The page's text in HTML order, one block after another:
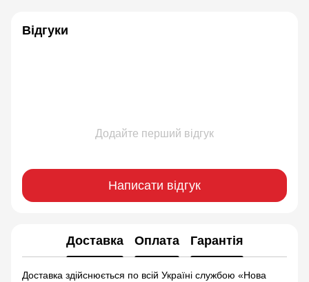
Відгуки
Додайте перший відгук
Написати відгук
Доставка Оплата Гарантія
Доставка здійснюється по всій Україні службою «Нова